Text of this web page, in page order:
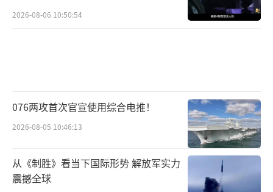
2026-08-06 10:50:54
076两攻首次官宣使用综合电推！
2026-08-05 10:46:13
从《制胜》看当下国际形势 解放军实力
震撼全球